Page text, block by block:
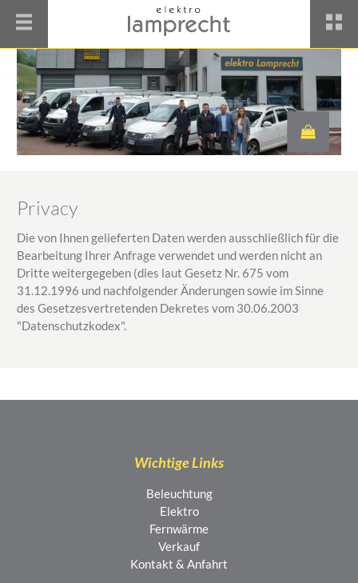
Privacy
Die von Ihnen gelieferten Daten werden ausschließlich für die
Bearbeitung Ihrer Anfrage verwendet und werden nicht an
Dritte weitergegeben (dies laut Gesetz Nr. 675 vom
31.12.1996 und nachfolgender Änderungen sowie im Sinne
des Gesetzesvertretenden Dekretes vom 30.06.2003
"Datenschutzkodex".
Wichtige Links
Beleuchtung
Elektro
Fernwärme
Verkauf
Kontakt & Anfahrt